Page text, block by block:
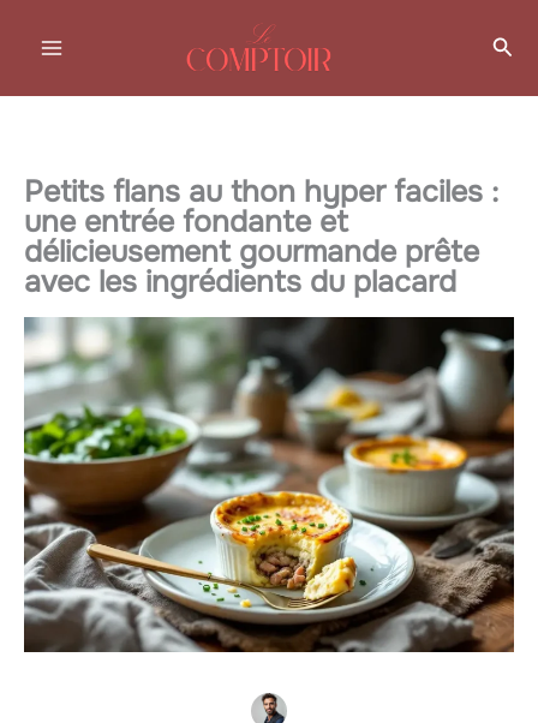
Petits flans au thon hyper faciles :
une entrée fondante et
délicieusement gourmande prête
avec les ingrédients du placard